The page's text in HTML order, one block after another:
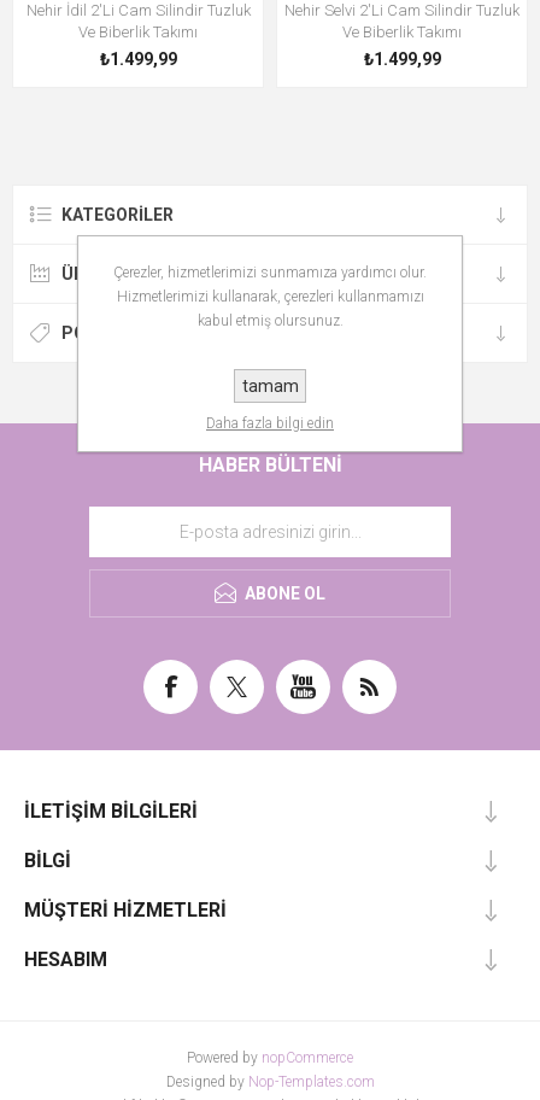
Nehir İdil 2'Li Cam Silindir Tuzluk
Ve Biberlik Takımı
₺1.499,99
Nehir Selvi 2'Li Cam Silindir Tuzluk
Ve Biberlik Takımı
₺1.499,99
KATEGORILER
ÜRETICILER
POPÜLER ETIKETLER
HABER BÜLTENI
ABONE OL
İLETIŞIM BILGILERI
BILGI
MÜŞTERI HIZMETLERI
HESABIM
Powered by nopCommerce
Designed by Nop-Templates.com
Çerezler, hizmetlerimizi sunmamıza yardımcı olur.
Hizmetlerimizi kullanarak, çerezleri kullanmamızı
kabul etmiş olursunuz.
tamam
Daha fazla bilgi edin